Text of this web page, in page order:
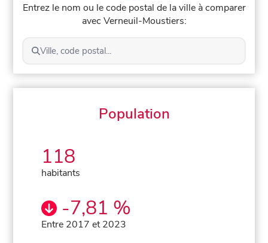
Entrez le nom ou le code postal de la ville à comparer
avec Verneuil-Moustiers:
Ville, code postal...
Population
118
habitants
-7,81 %
Entre 2017 et 2023